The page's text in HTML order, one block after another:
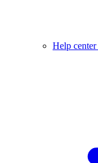
Help center